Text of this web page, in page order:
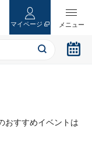
マイページ
おすすめイベントは